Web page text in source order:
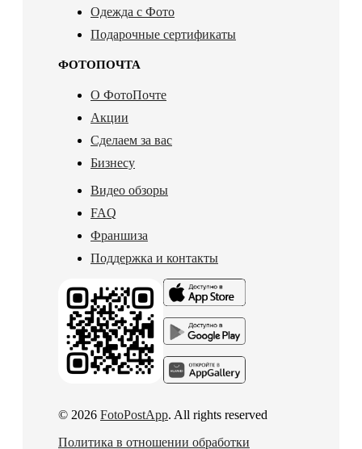
Одежда с Фото
Подарочные сертификаты
ФОТОПОЧТА
О ФотоПочте
Акции
Сделаем за вас
Бизнесу
Видео обзоры
FAQ
Франшиза
Поддержка и контакты
© 2026 FotoPostApp. All rights reserved
Политика в отношении обработки